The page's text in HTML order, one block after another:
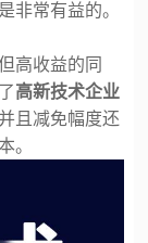
非常有益的。
高收益的同
高新技术企业
且减免幅度还
。